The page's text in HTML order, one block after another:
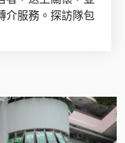
介服務。探訪隊包